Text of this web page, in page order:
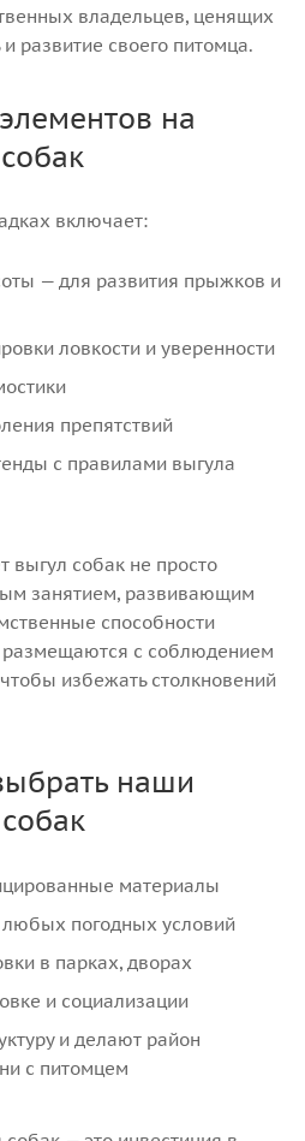
владельцев, ценящих
развитие своего питомца.
на
включает:
— для развития прыжков и
ловкости и уверенности
препятствий
с правилами выгула
выгул собак не просто
занятием, развивающим
способности
с соблюдением
избежать столкновений
наши
материалы
погодных условий
в парках, дворах
и социализации
и делают район
с питомцем